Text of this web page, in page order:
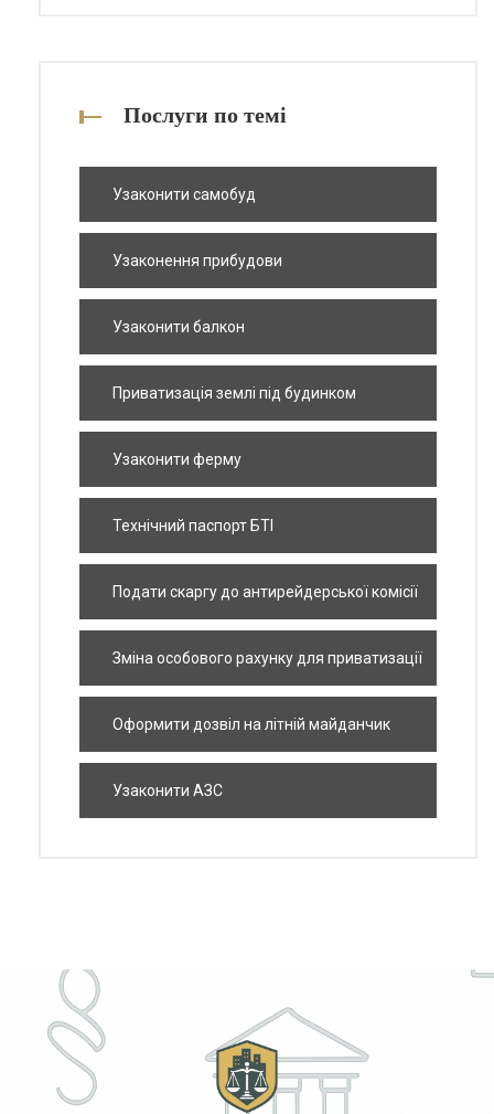
Послуги по темі
Узаконити самобуд
Узаконення прибудови
Узаконити балкон
Приватизація землі під будинком
Узаконити ферму
Технічний паспорт БТІ
Подати скаргу до антирейдерської комісії
Зміна особового рахунку для приватизації
Оформити дозвіл на літній майданчик
Узаконити АЗС